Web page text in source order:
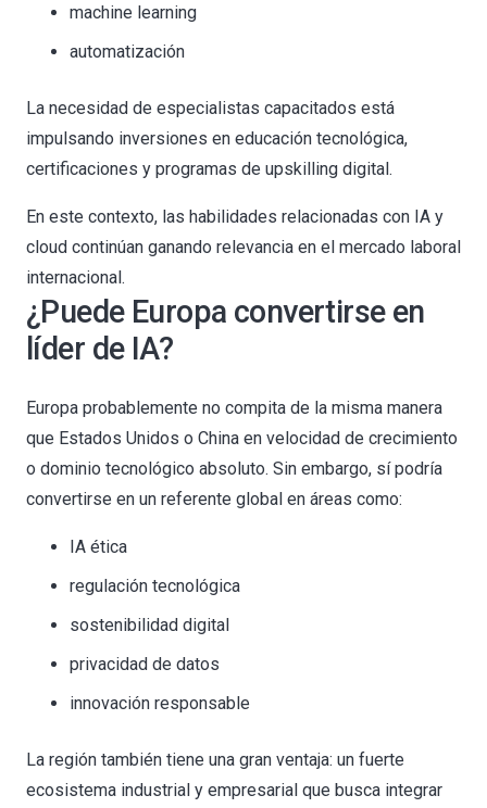
machine learning
automatización
La necesidad de especialistas capacitados está
impulsando inversiones en educación tecnológica,
certificaciones y programas de upskilling digital.
En este contexto, las habilidades relacionadas con IA y
cloud continúan ganando relevancia en el mercado laboral
internacional.
¿Puede Europa convertirse en
líder de IA?
Europa probablemente no compita de la misma manera
que Estados Unidos o China en velocidad de crecimiento
o dominio tecnológico absoluto. Sin embargo, sí podría
convertirse en un referente global en áreas como:
IA ética
regulación tecnológica
sostenibilidad digital
privacidad de datos
innovación responsable
La región también tiene una gran ventaja: un fuerte
ecosistema industrial y empresarial que busca integrar